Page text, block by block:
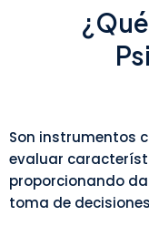
Son instrumentos
evaluar
proporcionando
toma de